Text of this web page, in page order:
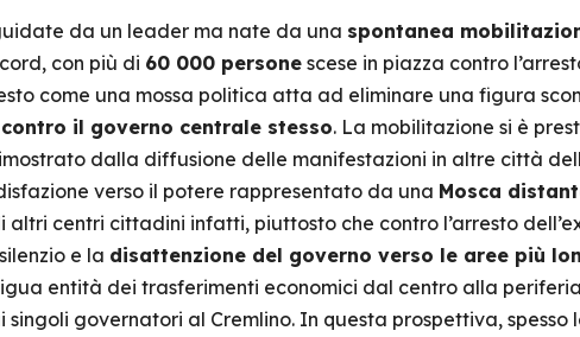
da un leader ma nate da una spontanea
con più di 60 000 personescese in piazza contro
come una mossa politica atta ad eliminare una figura
il governo centrale stesso. La mobilitazione si è
dalla diffusione delle manifestazioni in altre città
verso il potere rappresentato da una Mosca
altri centri cittadini infatti, piuttosto che contro l’arresto
e la disattenzione del governo verso le aree più
entità dei trasferimenti economici dal centro alla
governatori al Cremlino. In questa prospettiva, spesso